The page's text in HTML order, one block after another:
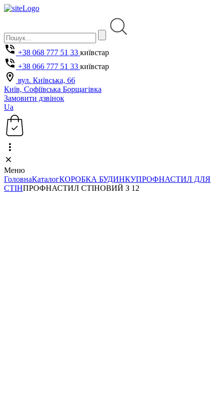
+38 068 777 51 33 київстар
+38 066 777 51 33 київстар
вул. Київська, 66
Київ, Софіївська Борщагівка
Замовити дзвінок
Ua
Меню
ГоловнаКаталогКОРОБКА БУДИНКУПРОФНАСТИЛ ДЛЯ
СТІНПРОФНАСТИЛ СТІНОВИЙ З 12